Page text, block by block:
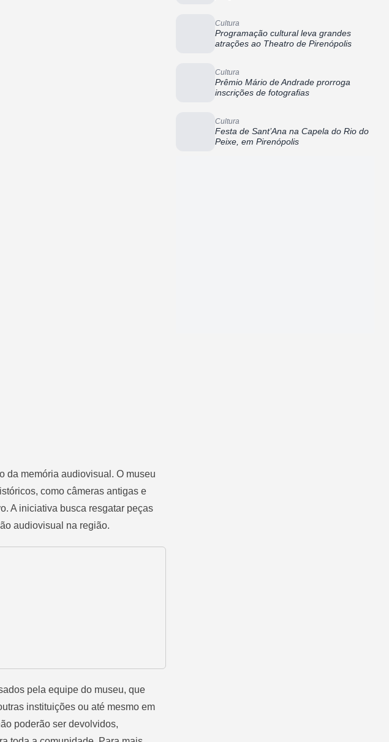
da memória audiovisual. O museu
como câmeras antigas e
A iniciativa busca resgatar peças
audiovisual na região.
pela equipe do museu, que
instituições ou até mesmo em
poderão ser devolvidos,
Cultura
Programação cultural leva grandes
atrações ao Theatro de Pirenópolis
Cultura
Prêmio Mário de Andrade prorroga
inscrições de fotografias
Cultura
Festa de Sant’Ana na Capela do Rio do
Peixe, em Pirenópolis